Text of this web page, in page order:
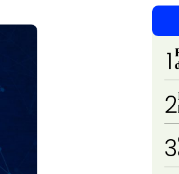
1
2
3